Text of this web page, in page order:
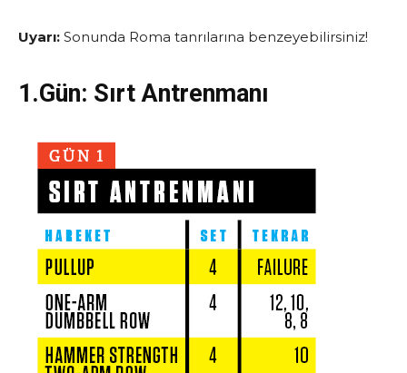
Uyarı: Sonunda Roma tanrılarına benzeyebilirsiniz!
1.Gün: Sırt Antrenmanı